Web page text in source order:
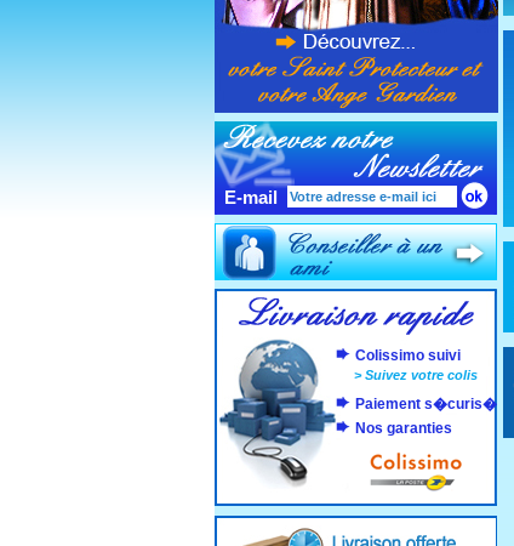
E-mail
Colissimo suivi
>Suivez votre colis
Paiement s�curis�
Nos garanties